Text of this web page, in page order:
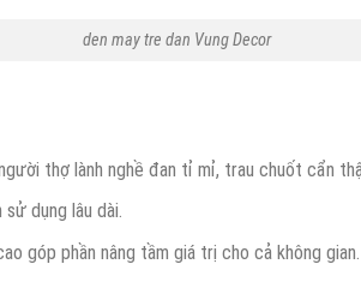
den may tre dan Vung Decor
thợ lành nghề đan tỉ mỉ, trau chuốt cẩn
dụng lâu dài.
góp phần nâng tầm giá trị cho cả không gian.